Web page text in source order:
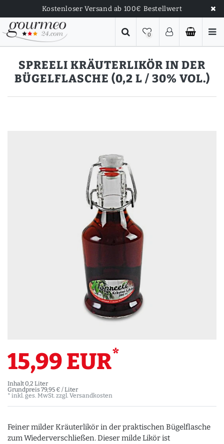
Kostenloser Versand ab 100€ Bestellwert
0
SPREELI KRÄUTERLIKÖR IN DER
BÜGELFLASCHE (0,2 L / 30% VOL.)
15,99 EUR*
Inhalt0,2 Liter
Grundpreis 79,95 € / Liter
* inkl. ges. MwSt. zzgl. Versandkosten
Feiner milder Kräuterlikör in der praktischen Bügelflasche
zum Wiederverschließen. Dieser milde Likör ist